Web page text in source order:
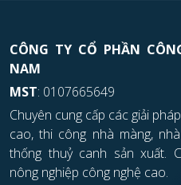
CÔNG TY CỔ PHẦN
NAM
MST: 0107665649
Chuyên cung cấp các giải
cao, thi công nhà màng,
thống thuỷ canh sản xuất.
nông nghiệp công nghệ cao.